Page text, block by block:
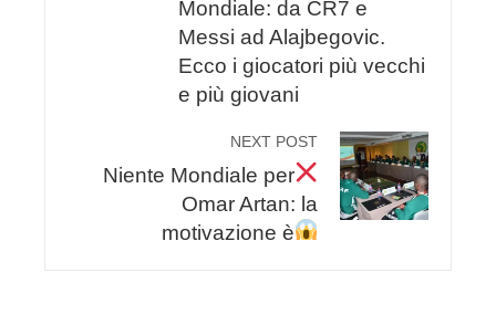
Mondiale: da CR7 e
Messi ad Alajbegovic.
Ecco i giocatori più vecchi
e più giovani
NEXT POST
Niente Mondiale per
Omar Artan: la
motivazione è